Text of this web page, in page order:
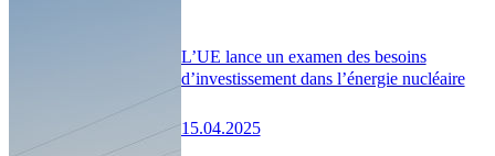
L’UE lance un examen des besoins
d’investissement dans l’énergie nucléaire
15.04.2025